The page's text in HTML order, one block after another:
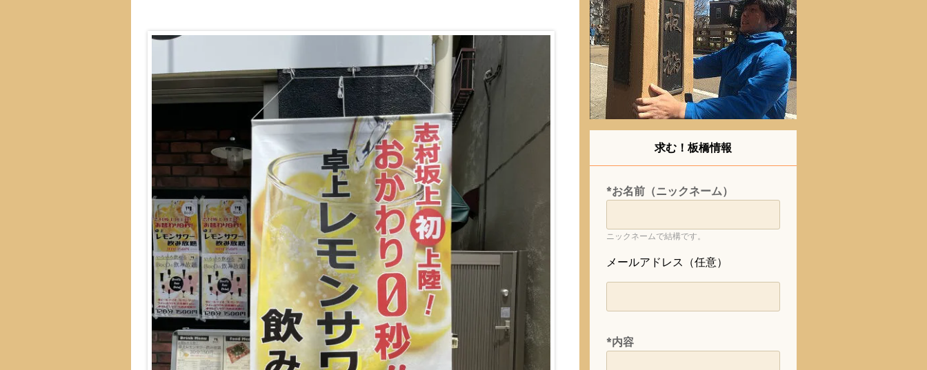
求む！板橋情報
*お名前（ニックネーム）
ニックネームで結構です。
メールアドレス（任意）
*内容